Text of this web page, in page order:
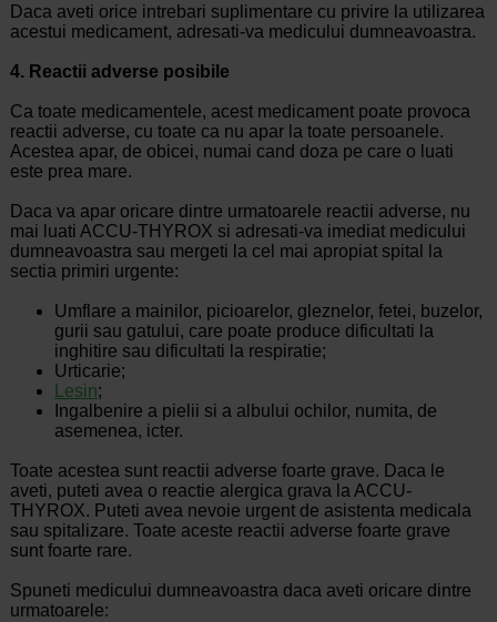
Daca aveti orice intrebari suplimentare cu privire la utilizarea
acestui medicament, adresati-va medicului dumneavoastra.
4. Reactii adverse posibile
Ca toate medicamentele, acest medicament poate provoca
reactii adverse, cu toate ca nu apar la toate persoanele.
Acestea apar, de obicei, numai cand doza pe care o luati
este prea mare.
Daca va apar oricare dintre urmatoarele reactii adverse, nu
mai luati ACCU-THYROX si adresati-va imediat medicului
dumneavoastra sau mergeti la cel mai apropiat spital la
sectia primiri urgente:
Umflare a mainilor, picioarelor, gleznelor, fetei, buzelor,
gurii sau gatului, care poate produce dificultati la
inghitire sau dificultati la respiratie;
Urticarie;
Lesin;
Ingalbenire a pielii si a albului ochilor, numita, de
asemenea, icter.
Toate acestea sunt reactii adverse foarte grave. Daca le
aveti, puteti avea o reactie alergica grava la ACCU-
THYROX. Puteti avea nevoie urgent de asistenta medicala
sau spitalizare. Toate aceste reactii adverse foarte grave
sunt foarte rare.
Spuneti medicului dumneavoastra daca aveti oricare dintre
urmatoarele: